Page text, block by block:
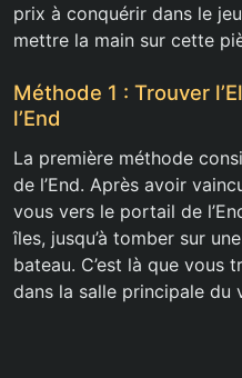
prix à conquérir dans le
mettre la main sur cette
Méthode 1 : Trouver
l’End
La première méthode
de l’End. Après avoir
vous vers le portail de
îles, jusqu’à tomber sur
bateau. C’est là que vous
dans la salle principale du